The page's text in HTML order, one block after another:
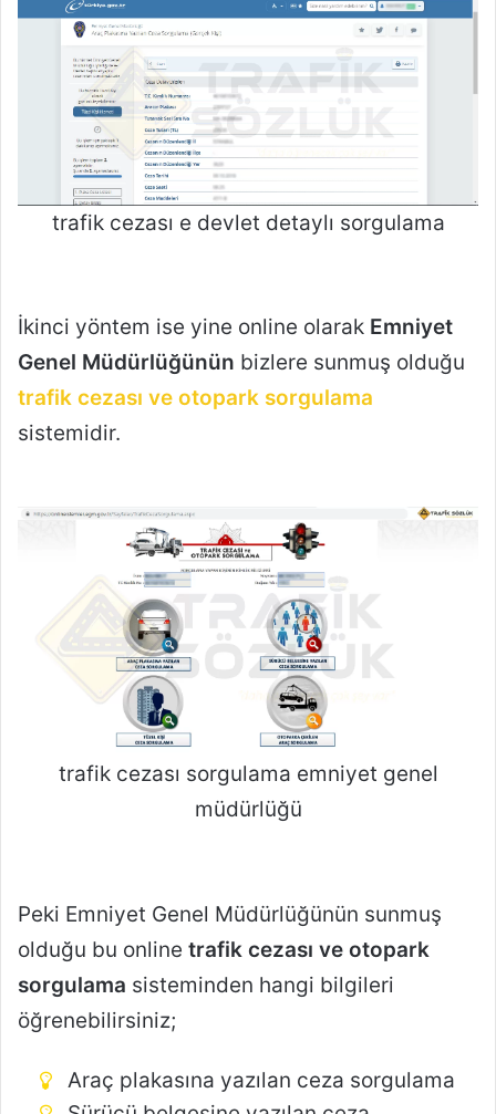
trafik cezası e devlet detaylı sorgulama
İkinci yöntem ise yine online olarak Emniyet
Genel Müdürlüğünün bizlere sunmuş olduğu
trafik cezası ve otopark sorgulama
sistemidir.
trafik cezası sorgulama emniyet genel
müdürlüğü
Peki Emniyet Genel Müdürlüğünün sunmuş
olduğu bu online trafik cezası ve otopark
sorgulama sisteminden hangi bilgileri
öğrenebilirsiniz;
Araç plakasına yazılan ceza sorgulama